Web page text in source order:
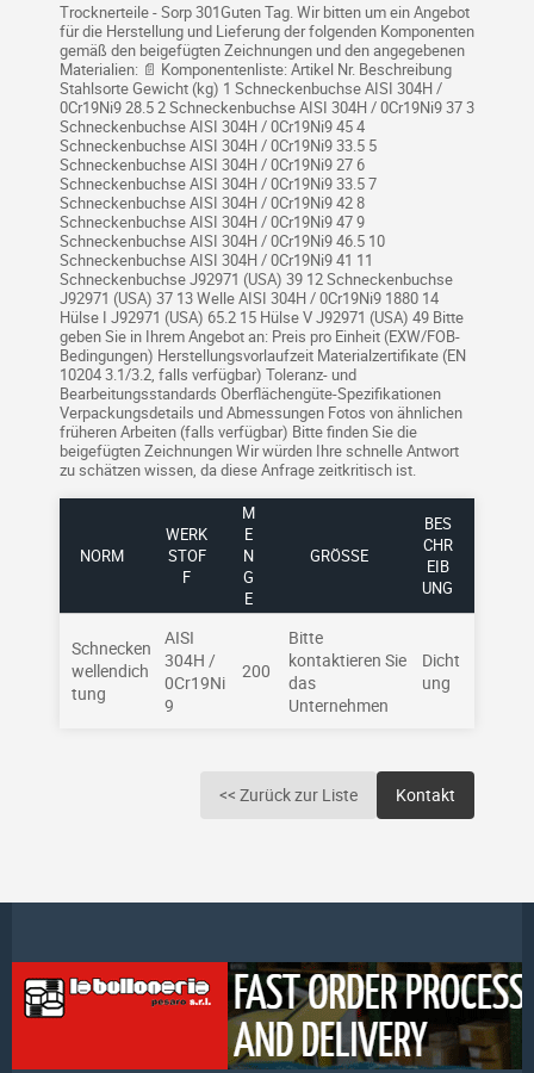
Trocknerteile - Sorp 301Guten Tag. Wir bitten um ein Angebot
für die Herstellung und Lieferung der folgenden Komponenten
gemäß den beigefügten Zeichnungen und den angegebenen
Materialien: 📄 Komponentenliste: Artikel Nr. Beschreibung
Stahlsorte Gewicht (kg) 1 Schneckenbuchse AISI 304H /
0Cr19Ni9 28.5 2 Schneckenbuchse AISI 304H / 0Cr19Ni9 37 3
Schneckenbuchse AISI 304H / 0Cr19Ni9 45 4
Schneckenbuchse AISI 304H / 0Cr19Ni9 33.5 5
Schneckenbuchse AISI 304H / 0Cr19Ni9 27 6
Schneckenbuchse AISI 304H / 0Cr19Ni9 33.5 7
Schneckenbuchse AISI 304H / 0Cr19Ni9 42 8
Schneckenbuchse AISI 304H / 0Cr19Ni9 47 9
Schneckenbuchse AISI 304H / 0Cr19Ni9 46.5 10
Schneckenbuchse AISI 304H / 0Cr19Ni9 41 11
Schneckenbuchse J92971 (USA) 39 12 Schneckenbuchse
J92971 (USA) 37 13 Welle AISI 304H / 0Cr19Ni9 1880 14
Hülse I J92971 (USA) 65.2 15 Hülse V J92971 (USA) 49 Bitte
geben Sie in Ihrem Angebot an: Preis pro Einheit (EXW/FOB-
Bedingungen) Herstellungsvorlaufzeit Materialzertifikate (EN
10204 3.1/3.2, falls verfügbar) Toleranz- und
Bearbeitungsstandards Oberflächengüte-Spezifikationen
Verpackungsdetails und Abmessungen Fotos von ähnlichen
früheren Arbeiten (falls verfügbar) Bitte finden Sie die
beigefügten Zeichnungen Wir würden Ihre schnelle Antwort
zu schätzen wissen, da diese Anfrage zeitkritisch ist.
NORM
WERK
STOF
F
M
E
N
G
E
GRÖSSE
BES
CHR
EIB
UNG
Schnecken
wellendich
tung
AISI
304H /
0Cr19Ni
9
200
Bitte
kontaktieren Sie
das
Unternehmen
Dicht
ung
<< Zurück zur Liste Kontakt